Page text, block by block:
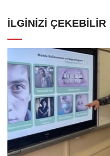
İLGINIZI ÇEKEBILIR